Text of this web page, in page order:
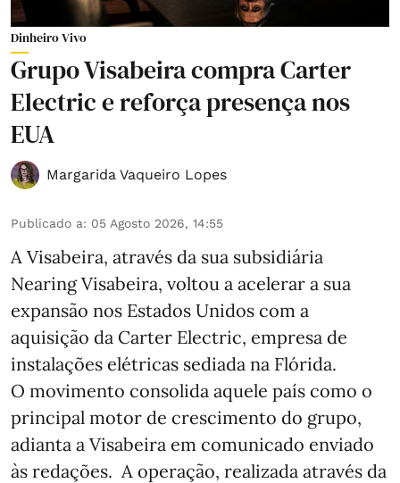
Dinheiro Vivo
Grupo Visabeira compra Carter
Electric e reforça presença nos
EUA
Margarida Vaqueiro Lopes
Publicado a: 05 Agosto 2026, 14:55
A Visabeira, através da sua subsidiária
Nearing Visabeira, voltou a acelerar a sua
expansão nos Estados Unidos com a
aquisição da Carter Electric, empresa de
instalações elétricas sediada na Flórida.
O movimento consolida aquele país como o
principal motor de crescimento do grupo,
adianta a Visabeira em comunicado enviado
às redações. A operação, realizada através da